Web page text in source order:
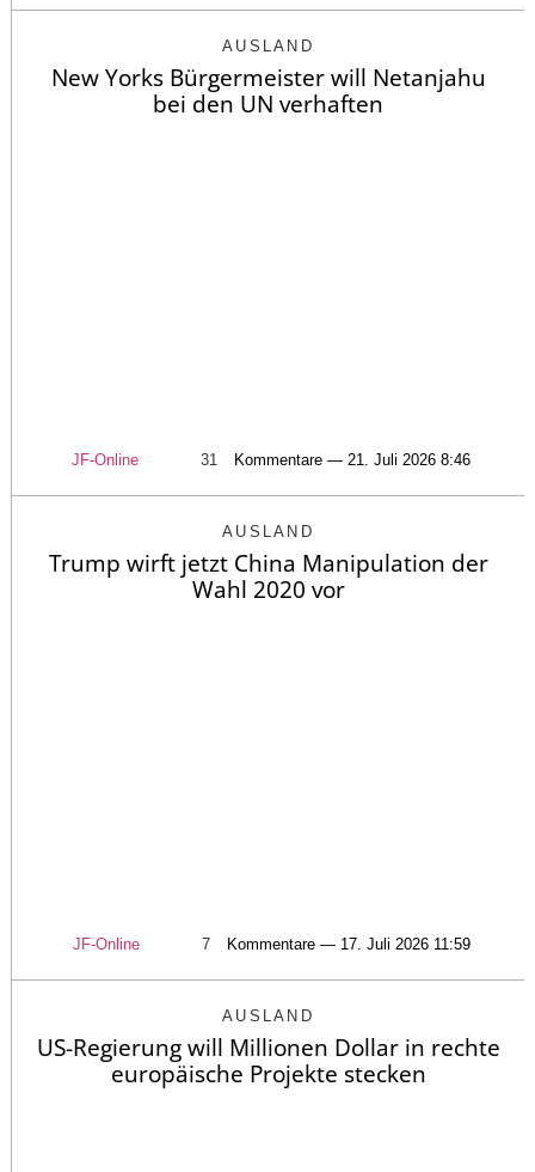
AUSLAND
New Yorks Bürgermeister will Netanjahu
bei den UN verhaften
JF-Online 31 Kommentare — 21. Juli 2026 8:46
AUSLAND
Trump wirft jetzt China Manipulation der
Wahl 2020 vor
JF-Online 7 Kommentare — 17. Juli 2026 11:59
AUSLAND
US-Regierung will Millionen Dollar in rechte
europäische Projekte stecken